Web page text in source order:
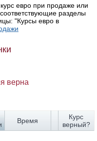
евро при продаже или
разделы
"Курсы евро в
верна
Время
Курс
верный?